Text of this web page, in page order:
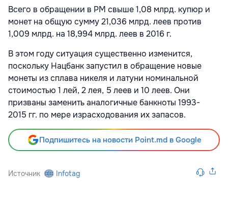
Всего в обращении в РМ свыше 1,08 млрд. купюр и
монет на общую сумму 21,036 млрд. леев против
1,009 млрд. на 18,994 млрд. леев в 2016 г.
В этом году ситуация существенно изменится,
поскольку Нацбанк запустил в обращение новые
монеты из сплава никеля и латуни номинальной
стоимостью 1 лей, 2 лея, 5 леев и 10 леев. Они
призваны заменить аналогичные банкноты 1993-
2015 гг. по мере израсходования их запасов.
Подпишитесь на новости Point.md в Google
Источник Infotag